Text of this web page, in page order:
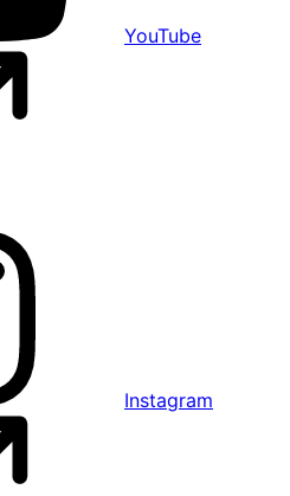
YouTube
Instagram